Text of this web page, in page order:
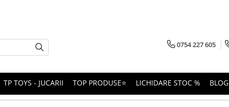
0754 227 605
TP TOYS - JUCARII TOP PRODUSE⭐ LICHIDARE STOC % BLOG